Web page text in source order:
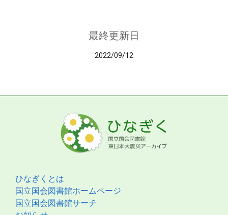
最終更新日
2022/09/12
ひなぎくとは
国立国会図書館ホームページ
国立国会図書館サーチ